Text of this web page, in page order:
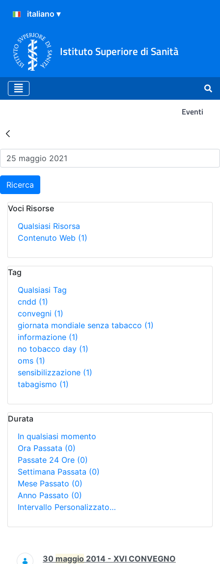
Istituto Superiore di Sanità
Eventi
Risultati della Ricerca -
Ricerca
Voci Risorse
Qualsiasi Risorsa
Contenuto Web (1)
Tag
Qualsiasi Tag
cndd (1)
convegni (1)
giornata mondiale senza tabacco (1)
informazione (1)
no tobacco day (1)
oms (1)
sensibilizzazione (1)
tabagismo (1)
Durata
In qualsiasi momento
Ora Passata (0)
Passate 24 Ore (0)
Settimana Passata (0)
Mese Passato (0)
Anno Passato (0)
Intervallo Personalizzato…
Ricerca
30 maggio 2014 - XVI CONVEGNO